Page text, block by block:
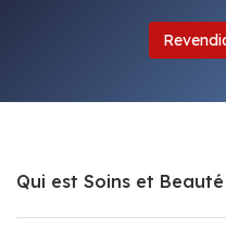
Qui est Soins et